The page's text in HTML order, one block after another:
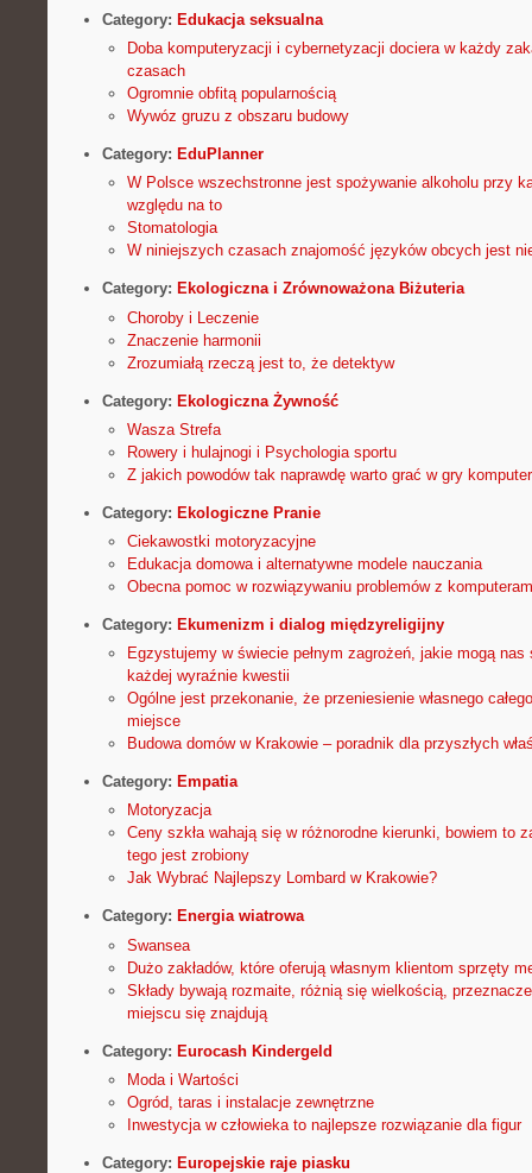
Category: Edukacja seksualna
Doba komputeryzacji i cybernetyzacji dociera w każdy
czasach
Ogromnie obfitą popularnością
Wywóz gruzu z obszaru budowy
Category: EduPlanner
W Polsce wszechstronne jest spożywanie alkoholu przy
względu na to
Stomatologia
W niniejszych czasach znajomość języków obcych jest
Category: Ekologiczna i Zrównoważona Biżuteria
Choroby i Leczenie
Znaczenie harmonii
Zrozumiałą rzeczą jest to, że detektyw
Category: Ekologiczna Żywność
Wasza Strefa
Rowery i hulajnogi i Psychologia sportu
Z jakich powodów tak naprawdę warto grać w gry
Category: Ekologiczne Pranie
Ciekawostki motoryzacyjne
Edukacja domowa i alternatywne modele nauczania
Obecna pomoc w rozwiązywaniu problemów z
Category: Ekumenizm i dialog międzyreligijny
Egzystujemy w świecie pełnym zagrożeń, jakie mogą
każdej wyraźnie kwestii
Ogólne jest przekonanie, że przeniesienie własnego
miejsce
Budowa domów w Krakowie – poradnik dla przyszłych
Category: Empatia
Motoryzacja
Ceny szkła wahają się w różnorodne kierunki, bowiem to
tego jest zrobiony
Jak Wybrać Najlepszy Lombard w Krakowie?
Category: Energia wiatrowa
Swansea
Dużo zakładów, które oferują własnym klientom sprzęty
Składy bywają rozmaite, różnią się wielkością,
miejscu się znajdują
Category: Eurocash Kindergeld
Moda i Wartości
Ogród, taras i instalacje zewnętrzne
Inwestycja w człowieka to najlepsze rozwiązanie dla figur
Category: Europejskie raje piasku